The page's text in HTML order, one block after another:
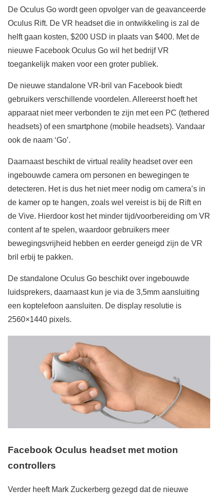
De Oculus Go wordt geen opvolger van de geavanceerde
Oculus Rift. De VR headset die in ontwikkeling is zal de
helft gaan kosten, $200 USD in plaats van $400. Met de
nieuwe Facebook Oculus Go wil het bedrijf VR
toegankelijk maken voor een groter publiek.
De nieuwe standalone VR-bril van Facebook biedt
gebruikers verschillende voordelen. Allereerst hoeft het
apparaat niet meer verbonden te zijn met een PC (tethered
headsets) of een smartphone (mobile headsets). Vandaar
ook de naam ‘Go’.
Daarnaast beschikt de virtual reality headset over een
ingebouwde camera om personen en bewegingen te
detecteren. Het is dus het niet meer nodig om camera’s in
de kamer op te hangen, zoals wel vereist is bij de Rift en
de Vive. Hierdoor kost het minder tijd/voorbereiding om VR
content af te spelen, waardoor gebruikers meer
bewegingsvrijheid hebben en eerder geneigd zijn de VR
bril erbij te pakken.
De standalone Oculus Go beschikt over ingebouwde
luidsprekers, daarnaast kun je via de 3,5mm aansluiting
een koptelefoon aansluiten. De display resolutie is
2560×1440 pixels.
Facebook Oculus headset met motion
controllers
Verder heeft Mark Zuckerberg gezegd dat de nieuwe